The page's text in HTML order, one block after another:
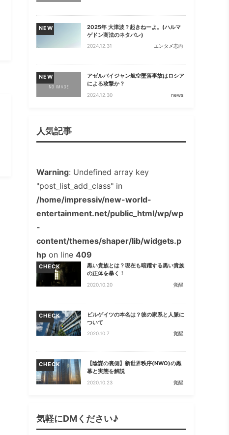
NEW
2025年 大津波？起きねーよ。(ハルマ
ゲドン商法のネタバレ)
2024.12.31 エンタメ志向
NEW
アゼルバイジャン航空墜落事故はロシア
による攻撃か？
2024.12.30 news
人気記事
Warning: Undefined array key
"post_list_add_class" in
/home/impressiv/new-world-
entertainment.net/public_html/wp/wp
-
content/themes/shaper/lib/widgets.p
hpon line 409
CHECK
黒い貴族とは？現在も暗躍する黒い貴族
の正体を暴く！
2020.10.20 覚醒
CHECK
ビルゲイツの本名は？彼の家系と人脈に
ついて
2020.10.7 覚醒
CHECK
【陰謀の裏側】新世界秩序(NWO)の黒
幕と実態を解説
2020.10.23 覚醒
気軽にDMください♪